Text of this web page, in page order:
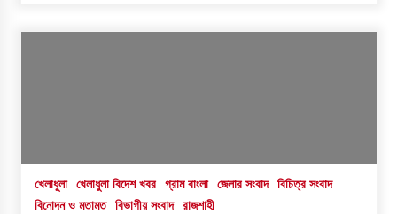
খেলাধুলা খেলাধুলা বিদেশ খবর গ্রাম বাংলা জেলার সংবাদ
বিচিত্র সংবাদ
বিনোদন ও মতামত
বিভাগীয় সংবাদ রাজশাহী